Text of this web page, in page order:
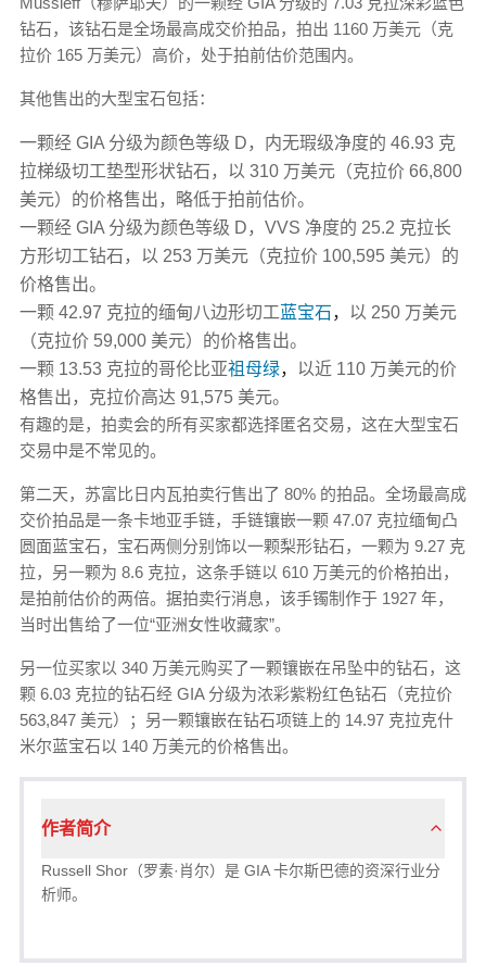
钻石，该钻石是全场最高成交价拍品，拍出 1160 万美元（克
拉价 165 万美元）高价，处于拍前估价范围内。
其他售出的大型宝石包括：
一颗经 GIA 分级为颜色等级 D，内无瑕级净度的 46.93 克
拉梯级切工垫型形状钻石，以 310 万美元（克拉价 66,800
美元）的价格售出，略低于拍前估价。
一颗经 GIA 分级为颜色等级 D，VVS 净度的 25.2 克拉长
方形切工钻石，以 253 万美元（克拉价 100,595 美元）的
价格售出。
一颗 42.97 克拉的缅甸八边形切工蓝宝石， 以 250 万美元
（克拉价 59,000 美元）的价格售出。
一颗 13.53 克拉的哥伦比亚祖母绿， 以近 110 万美元的价
格售出，克拉价高达 91,575 美元。
有趣的是，拍卖会的所有买家都选择匿名交易，这在大型宝石
交易中是不常见的。
第二天，苏富比日内瓦拍卖行售出了 80% 的拍品。全场最高成
交价拍品是一条卡地亚手链，手链镶嵌一颗 47.07 克拉缅甸凸
圆面蓝宝石，宝石两侧分别饰以一颗梨形钻石，一颗为 9.27 克
拉，另一颗为 8.6 克拉，这条手链以 610 万美元的价格拍出，
是拍前估价的两倍。据拍卖行消息，该手镯制作于 1927 年，
当时出售给了一位“亚洲女性收藏家”。
另一位买家以 340 万美元购买了一颗镶嵌在吊坠中的钻石，这
颗 6.03 克拉的钻石经 GIA 分级为浓彩紫粉红色钻石（克拉价
563,847 美元）；另一颗镶嵌在钻石项链上的 14.97 克拉克什
米尔蓝宝石以 140 万美元的价格售出。
作者简介
Russell Shor（罗素·肖尔）是 GIA 卡尔斯巴德的资深行业分
析师。